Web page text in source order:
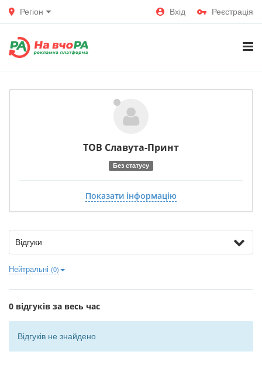
Регіон Вхід Реєстрація
ТОВ Славута-Принт
Без статусу
Показати інформацію
Відгуки
Нейтральні (0)
0 відгуків за весь час
Відгуків не знайдено